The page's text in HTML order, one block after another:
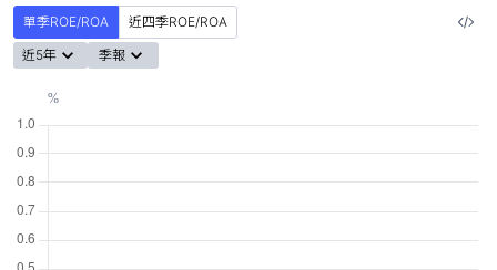
單季ROE/ROA
近四季ROE/ROA
近5年
季報